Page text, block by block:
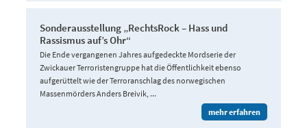
Sonderausstellung „RechtsRock – Hass und
Rassismus auf’s Ohr“
Die Ende vergangenen Jahres aufgedeckte Mordserie der
Zwickauer Terroristengruppe hat die Öffentlichkeit ebenso
aufgerüttelt wie der Terroranschlag des norwegischen
Massenmörders Anders Breivik, ...
mehr erfahren